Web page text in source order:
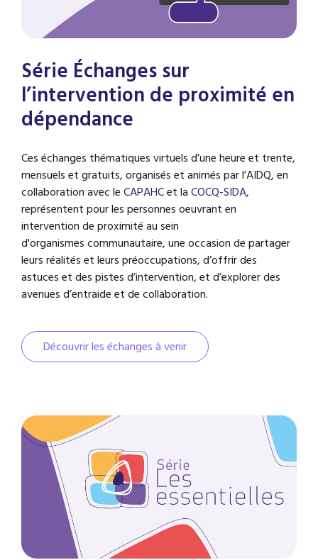
Série Échanges sur
l’intervention de proximité en
dépendance
Ces échanges thématiques virtuels d’une heure et trente,
mensuels et gratuits, organisés et animés par l’AIDQ, en
collaboration avec le CAPAHCet la COCQ-SIDA,
représentent pour les personnes oeuvrant en
intervention de proximité au sein
d'organismes communautaire, une occasion de partager
leurs réalités et leurs préoccupations, d’offrir des
astuces et des pistes d’intervention, et d’explorer des
avenues d’entraide et de collaboration.
Découvrir les échanges à venir